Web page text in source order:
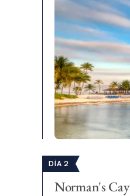
DÍA 2
Norman's Cay